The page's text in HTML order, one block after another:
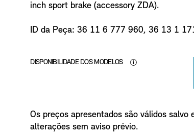
o
inch sport brake (accessory ZDA).
ID da Peça: 36 11 6 777 960, 36 13 1
DISPONIBILIDADE DOS MODELOS
Os preços apresentados são válidos
alterações sem aviso prévio.